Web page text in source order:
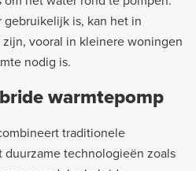
is, kan het in
vooral in kleinere woningen
nodig is.
warmtepomp
traditionele
technologieën zoals